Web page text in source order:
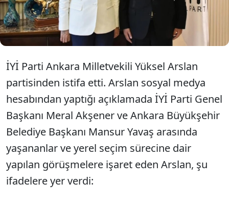
düştü.
İYİ Parti Ankara Milletvekili Yüksel Arslan
partisinden istifa etti. Arslan sosyal medya
hesabından yaptığı açıklamada İYİ Parti Genel
Başkanı Meral Akşener ve Ankara Büyükşehir
Belediye Başkanı Mansur Yavaş arasında
yaşananlar ve yerel seçim sürecine dair
yapılan görüşmelere işaret eden Arslan, şu
ifadelere yer verdi: